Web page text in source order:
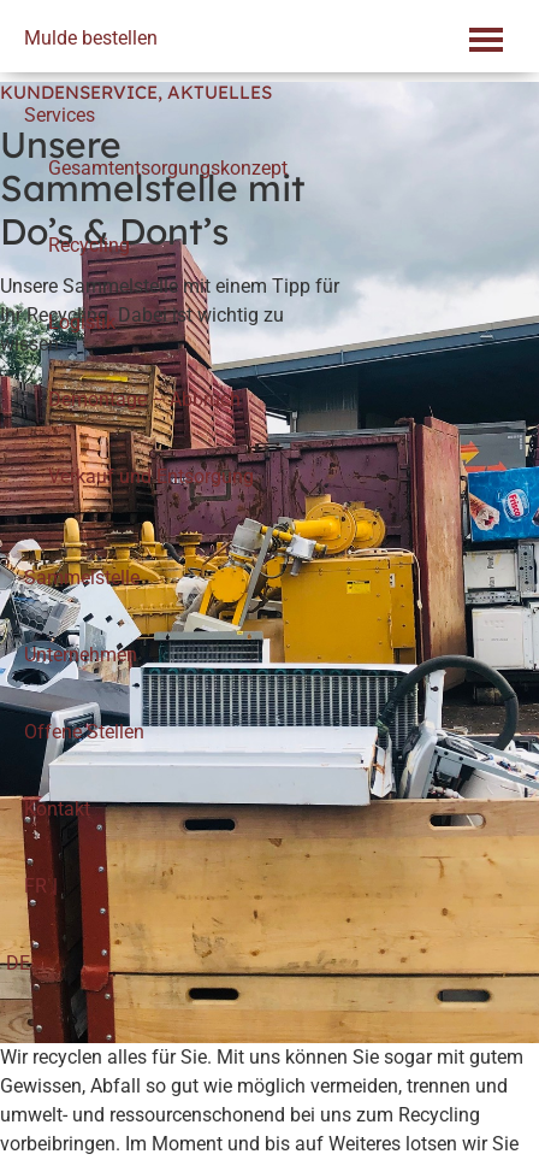
content
Mulde bestellen
Services
Gesamtentsorgungskonzept
Recycling
Logistik
Demontage – Abbruch
Verkauf und Entsorgung
Sammelstelle
Unternehmen
Offene Stellen
Kontakt
FR
DE
KUNDENSERVICE, AKTUELLES
Unsere
Sammelstelle mit
Do’s & Dont’s
Unsere Sammelstelle mit einem Tipp für
Ihr Recycling. Dabei ist wichtig zu
wissen.
Wir recyclen alles für Sie. Mit uns können Sie sogar mit gutem
Gewissen, Abfall so gut wie möglich vermeiden, trennen und
umwelt- und ressourcenschonend bei uns zum Recycling
vorbeibringen. Im Moment und bis auf Weiteres lotsen wir Sie